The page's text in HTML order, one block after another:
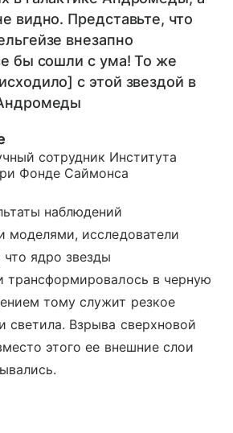
видно. Представьте, что
внезапно
бы сошли с ума! То же
с этой звездой в
сотрудник Института
Фонде Саймонса
наблюдений
моделями, исследователи
ядро звезды
трансформировалось в черную
тому служит резкое
светила. Взрыва сверхновой
этого ее внешние слои